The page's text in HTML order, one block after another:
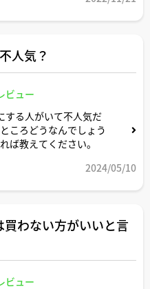
貯金とNISA, iDeCoの
一度海外旅行に行く余
人気？
ビュー
する人がいて不人気だ
ころどうなんでしょう
ば教えてください。
2024/05/10
わない方がいいと言
ビュー